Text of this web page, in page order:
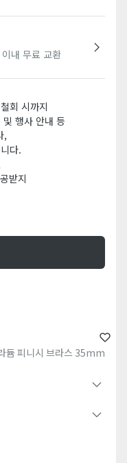
듐 피니시 브라스 35mm
내 무료 교환
회 시까지
행사 안내 등
,
다.
받지